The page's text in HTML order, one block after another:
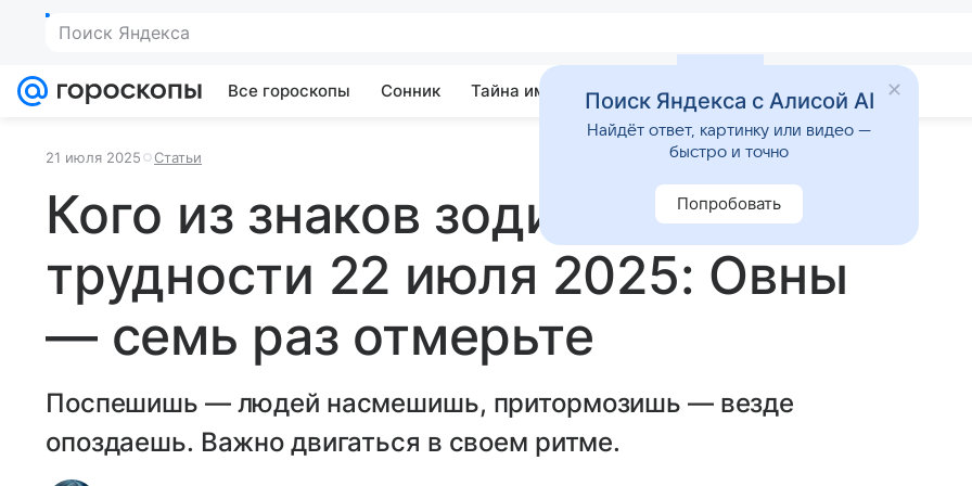
Поиск Яндекса
Все гороскопы Сонник Тайна имени Гадания Приметы
21 июля 2025 Статьи
Кого из знаков зодиака ждут
трудности 22 июля 2025: Овны
— семь раз отмерьте
Поспешишь — людей насмешишь, притормозишь — везде
опоздаешь. Важно двигаться в своем ритме.
Поиск Яндекса с Алисой AI
Найдёт ответ, картинку или видео —
быстро и точно
Попробовать